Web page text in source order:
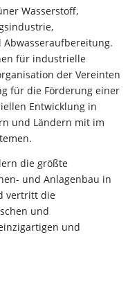
Wasserstoff,
für industrielle
der Vereinten
für die Förderung einer
Entwicklung in
und Ländern mit im
die größte
und Anlagenbau in
vertritt die
und
und